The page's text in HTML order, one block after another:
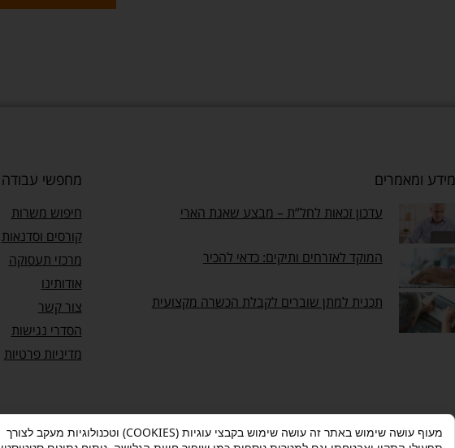
מידע ומאמרים
עדכון זכאות לחל”ת – מבצע שאגת הארי
המוקד לאזרחים ותיקים: כדאי להכיר
תכנית למתן שוברים לקבלת הכשרה מקצועית
מחפשי עבודה
חיפוש משרות
קורסים וסדנאות
מרכזי תעסוקה
אודותינו
צור קשר
הסדרי נגישות
מדיניות פרטיות
מעוף עושה שימוש באתר זה עושה שימוש בקבצי עוגיות (COOKIES) וטכנולוגיות מעקב לצורך